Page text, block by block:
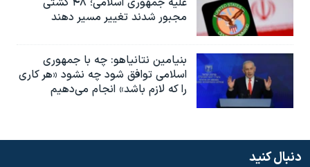
مجبور شدند تغییر مسیر دهند
بنیامین نتانیاهو: چه با جمهوری
اسلامی توافق شود چه نشود «هر کاری
را که لازم باشد» انجام می‌دهیم
دنبال کنید